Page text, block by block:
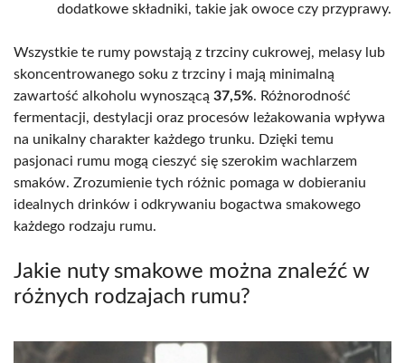
dodatkowe składniki, takie jak owoce czy przyprawy.
Wszystkie te rumy powstają z trzciny cukrowej, melasy lub
skoncentrowanego soku z trzciny i mają minimalną
zawartość alkoholu wynoszącą 37,5%. Różnorodność
fermentacji, destylacji oraz procesów leżakowania wpływa
na unikalny charakter każdego trunku. Dzięki temu
pasjonaci rumu mogą cieszyć się szerokim wachlarzem
smaków. Zrozumienie tych różnic pomaga w dobieraniu
idealnych drinków i odkrywaniu bogactwa smakowego
każdego rodzaju rumu.
Jakie nuty smakowe można znaleźć w
różnych rodzajach rumu?